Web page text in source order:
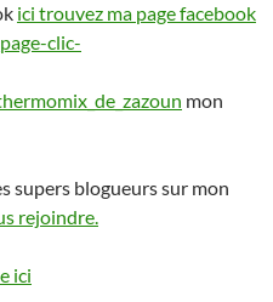
ici trouvez ma page facebook
clic-
mon
supers blogueurs sur mon
rejoindre.
ici